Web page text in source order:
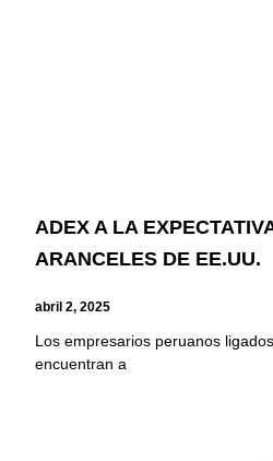
ADEX A LA
ARANCELES DE EE.UU.
abril 2, 2025
Los empresarios peruanos
encuentran a